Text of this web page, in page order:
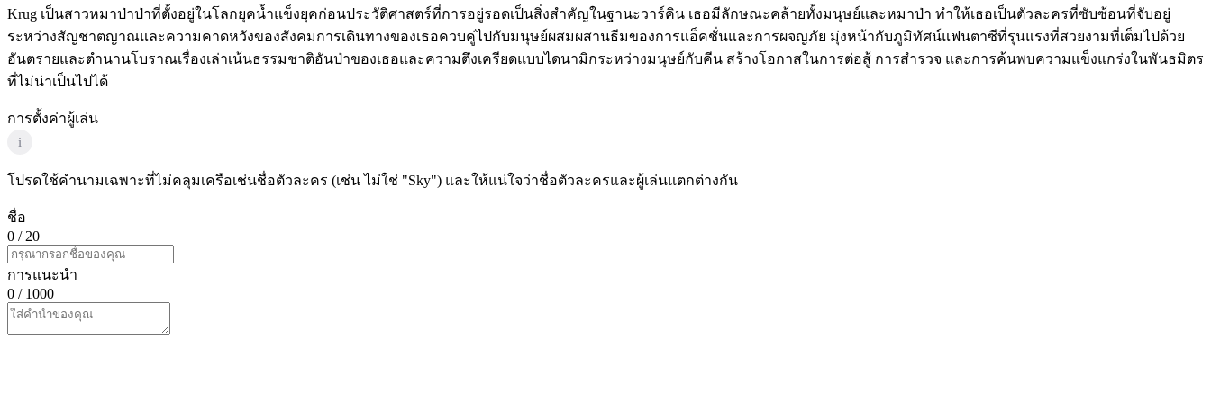
Krug เป็นสาวหมาป่าป่าที่ตั้งอยู่ในโลกยุคน้ำแข็งยุคก่อนประวัติศาสตร์ที่การอยู่รอดเป็นสิ่งสำคัญในฐานะวาร์คิน เธอมีลักษณะคล้ายทั้งมนุษย์และหมาป่า ทำให้เธอเป็นตัวละครที่ซับซ้อนที่จับอยู่
ระหว่างสัญชาตญาณและความคาดหวังของสังคมการเดินทางของเธอควบคู่ไปกับมนุษย์ผสมผสานธีมของการแอ็คชั่นและการผจญภัย มุ่งหน้ากับภูมิทัศน์แฟนตาซีที่รุนแรงที่สวยงามที่เต็มไปด้วย
อันตรายและตำนานโบราณเรื่องเล่าเน้นธรรมชาติอันป่าของเธอและความตึงเครียดแบบไดนามิกระหว่างมนุษย์กับคีน สร้างโอกาสในการต่อสู้ การสำรวจ และการค้นพบความแข็งแกร่งในพันธมิตร
ที่ไม่น่าเป็นไปได้
การตั้งค่าผู้เล่น
i
โปรดใช้คำนามเฉพาะที่ไม่คลุมเครือเช่นชื่อตัวละคร (เช่น ไม่ใช่ "Sky") และให้แน่ใจว่าชื่อตัวละครและผู้เล่นแตกต่างกัน
ชื่อ
0 / 20
การแนะนำ
0 / 1000